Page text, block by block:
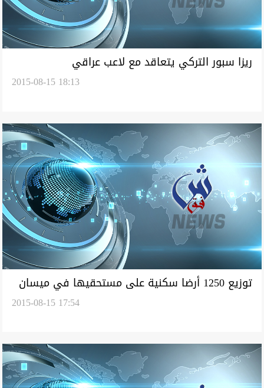
ريزا سبور التركي يتعاقد مع لاعب عراقي
2015-08-15 18:13
توزيع 1250 أرضا سكنية على مستحقيها في ميسان
2015-08-15 17:54